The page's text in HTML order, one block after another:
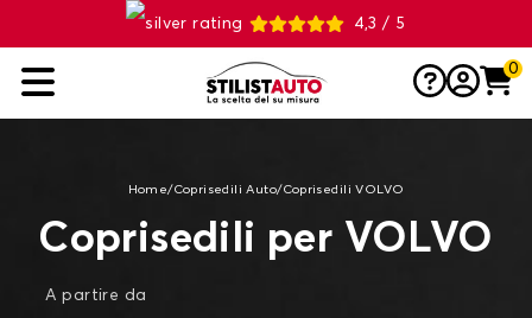
4,3 / 5
0
Home/ Coprisedili Auto/ Coprisedili VOLVO
Coprisedili per VOLVO
A partire da